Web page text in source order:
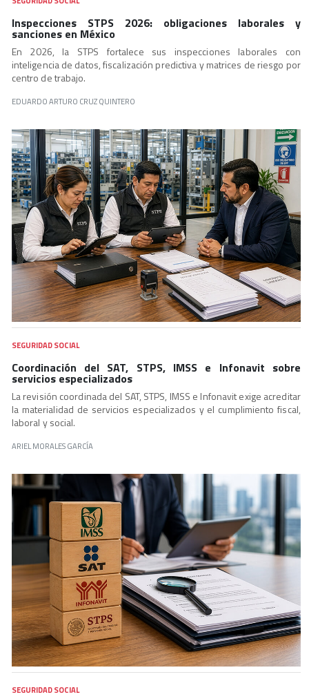
Inspecciones STPS 2026: obligaciones laborales y
sanciones en México
En 2026, la STPS fortalece sus inspecciones laborales con
inteligencia de datos, fiscalización predictiva y matrices de riesgo por
centro de trabajo.
EDUARDO ARTURO CRUZ QUINTERO
SEGURIDAD SOCIAL
Coordinación del SAT, STPS, IMSS e Infonavit sobre
servicios especializados
La revisión coordinada del SAT, STPS, IMSS e Infonavit exige acreditar
la materialidad de servicios especializados y el cumplimiento fiscal,
laboral y social.
ARIEL MORALES GARCÍA
SEGURIDAD SOCIAL